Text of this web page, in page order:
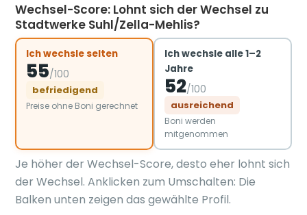
Wechsel-Score: Lohnt sich der Wechsel zu
Stadtwerke Suhl/Zella-Mehlis?
Ich wechsle selten
55/100
befriedigend
Preise ohne Boni gerechnet
Ich wechsle alle 1–2
Jahre
52/100
ausreichend
Boni werden
mitgenommen
Je höher der Wechsel-Score, desto eher lohnt sich
der Wechsel. Anklicken zum Umschalten: Die
Balken unten zeigen das gewählte Profil.